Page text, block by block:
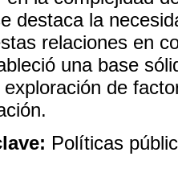
destaca la
relaciones en
una base
de
Políticas